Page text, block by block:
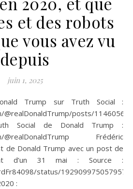
et des robots
vous avez vu
depuis
juin 1, 2025
@realDonaldTrump/posts/
Social de Donald Trump :
@realDonaldTrump Frédéric
de Donald Trump avec un post de
d’un 31 mai : Source :
status/
: